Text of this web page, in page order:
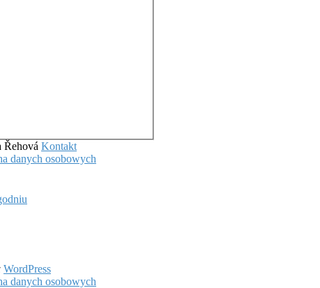
Řehová Kontakt
danych osobowych
WordPress
danych osobowych